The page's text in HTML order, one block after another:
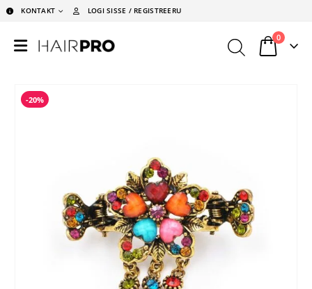
KONTAKT LOGI SISSE / REGISTREERU
0
-20%